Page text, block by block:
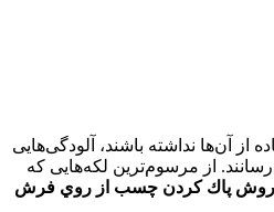
آن‌ها نداشته باشند، آلودگی‌هایی
از مرسوم‌ترین لکه‌هایی که
روش پاك كردن چسب از روي فرش